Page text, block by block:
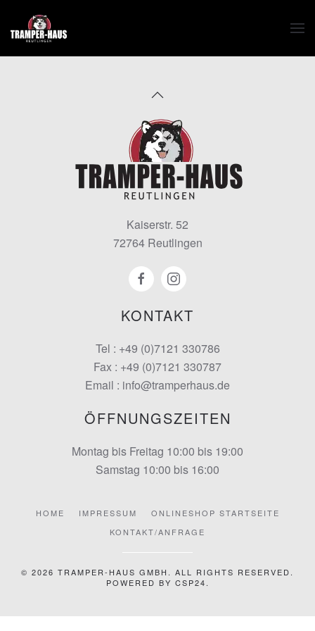
Zum Hauptinhalt springen
KONTAKT
Tel : +49 (0)7121 330786
Fax : +49 (0)7121 330787
Email : info@tramperhaus.de
Kaiserstr. 52
72764 Reutlingen
ÖFFNUNGSZEITEN
Montag bis Freitag 10:00 bis 19:00
Samstag 10:00 bis 16:00
HOME IMPRESSUM
ONLINESHOP STARTSEITE
KONTAKT/ANFRAGE
© 2026 TRAMPER-HAUS GMBH. ALL RIGHTS RESERVED.
POWERED BY CSP24.